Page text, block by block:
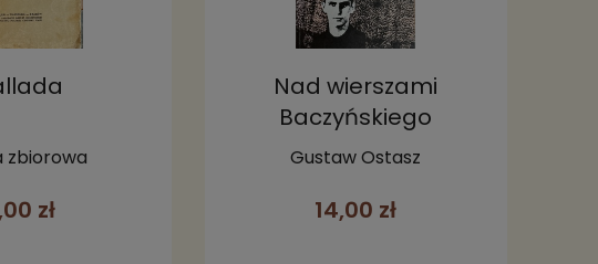
zbiorowa
zł
Nad wierszami
Baczyńskiego
Gustaw Ostasz
14,00 zł